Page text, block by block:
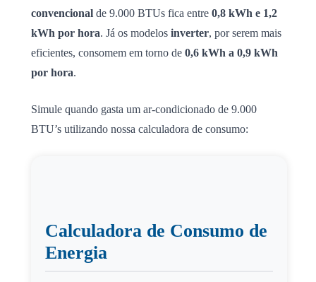
convencional de 9.000 BTUs fica entre 0,8 kWh e 1,2
kWh por hora. Já os modelos inverter, por serem mais
eficientes, consomem em torno de 0,6 kWh a 0,9 kWh
por hora.
Simule quando gasta um ar-condicionado de 9.000
BTU’s utilizando nossa calculadora de consumo:
Calculadora de Consumo de
Energia